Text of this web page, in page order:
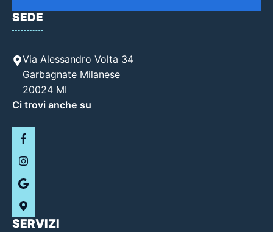
SEDE
Via Alessandro Volta 34
Garbagnate Milanese
20024 MI
Ci trovi anche su
SERVIZI